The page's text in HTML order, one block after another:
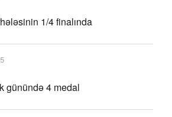
1/4 finalında
günündə 4 medal